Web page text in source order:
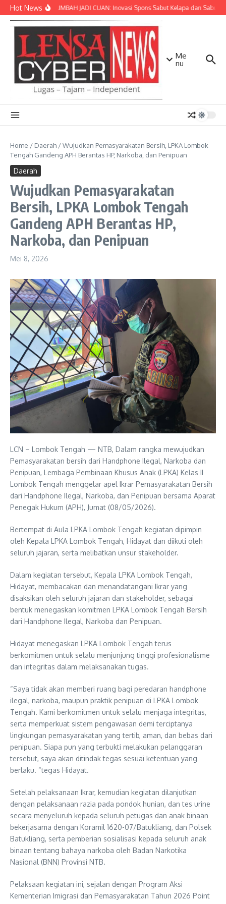
Lewati ke konten
Hot NewsSULAP LIMBAH JADI CUAN: Inovasi Spons Sabut Kelapa dan Sabun
Me
nu
Home / Daerah /Wujudkan Pemasyarakatan Bersih, LPKA Lombok
Tengah Gandeng APH Berantas HP, Narkoba, dan Penipuan
Daerah
Wujudkan Pemasyarakatan
Bersih, LPKA Lombok Tengah
Gandeng APH Berantas HP,
Narkoba, dan Penipuan
Mei 8, 2026
LCN – Lombok Tengah — NTB, Dalam rangka mewujudkan
Pemasyarakatan bersih dari Handphone Ilegal, Narkoba dan
Penipuan, Lembaga Pembinaan Khusus Anak (LPKA) Kelas II
Lombok Tengah menggelar apel Ikrar Pemasyarakatan Bersih
dari Handphone Ilegal, Narkoba, dan Penipuan bersama Aparat
Penegak Hukum (APH), Jumat (08/05/2026).
Bertempat di Aula LPKA Lombok Tengah kegiatan dipimpin
oleh Kepala LPKA Lombok Tengah, Hidayat dan diikuti oleh
seluruh jajaran, serta melibatkan unsur stakeholder.
Dalam kegiatan tersebut, Kepala LPKA Lombok Tengah,
Hidayat, membacakan dan menandatangani Ikrar yang
disaksikan oleh seluruh jajaran dan stakeholder, sebagai
bentuk menegaskan komitmen LPKA Lombok Tengah Bersih
dari Handphone Ilegal, Narkoba dan Penipuan.
Hidayat menegaskan LPKA Lombok Tengah terus
berkomitmen untuk selalu menjunjung tinggi profesionalisme
dan integritas dalam melaksanakan tugas.
“Saya tidak akan memberi ruang bagi peredaran handphone
ilegal, narkoba, maupun praktik penipuan di LPKA Lombok
Tengah. Kami berkomitmen untuk selalu menjaga integritas,
serta memperkuat sistem pengawasan demi terciptanya
lingkungan pemasyarakatan yang tertib, aman, dan bebas dari
penipuan. Siapa pun yang terbukti melakukan pelanggaran
tersebut, saya akan ditindak tegas sesuai ketentuan yang
berlaku. “tegas Hidayat.
Setelah pelaksanaan Ikrar, kemudian kegiatan dilanjutkan
dengan pelaksanaan razia pada pondok hunian, dan tes urine
secara menyeluruh kepada seluruh petugas dan anak binaan
bekerjasama dengan Koramil 1620-07/Batukliang, dan Polsek
Batukliang, serta pemberian sosialisasi kepada seluruh anak
binaan tentang bahaya narkoba oleh Badan Narkotika
Nasional (BNN) Provinsi NTB.
Pelaksaan kegiatan ini, sejalan dengan Program Aksi
Kementerian Imigrasi dan Pemasyarakatan Tahun 2026 Point